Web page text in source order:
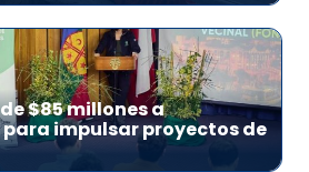
$85 millones a
impulsar proyectos de